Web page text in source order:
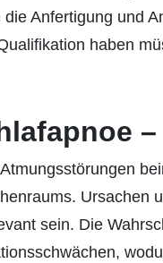
Anfertigung und
haben
sein. Die